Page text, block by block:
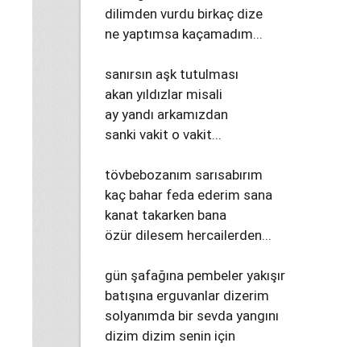
dilimden vurdu birkaç dize
ne yaptımsa kaçamadım...
sanırsın aşk tutulması
akan yıldızlar misali
ay yandı arkamızdan
sanki vakit o vakit...
tövbebozanım sarısabırım
kaç bahar feda ederim sana
kanat takarken bana
özür dilesem hercailerden...
gün şafağına pembeler yakışır
batışına erguvanlar dizerim
solyanımda bir sevda yangını
dizim dizim senin için